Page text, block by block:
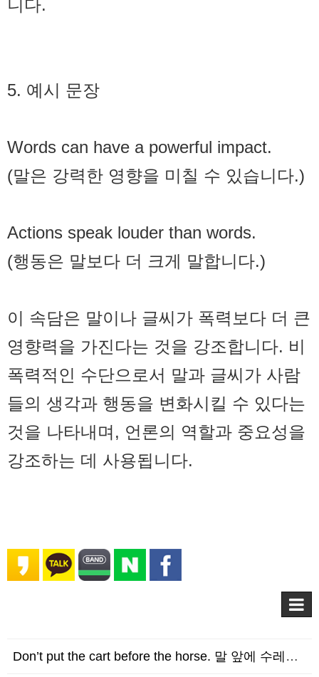
니다.
5. 예시 문장
Words can have a powerful impact.
(말은 강력한 영향을 미칠 수 있습니다.)
Actions speak louder than words.
(행동은 말보다 더 크게 말합니다.)
이 속담은 말이나 글씨가 폭력보다 더 큰
영향력을 가진다는 것을 강조합니다. 비
폭력적인 수단으로서 말과 글씨가 사람
들의 생각과 행동을 변화시킬 수 있다는
것을 나타내며, 언론의 역할과 중요성을
강조하는 데 사용됩니다.
Don’t put the cart before the horse. 말 앞에 수레를 놓지 마…